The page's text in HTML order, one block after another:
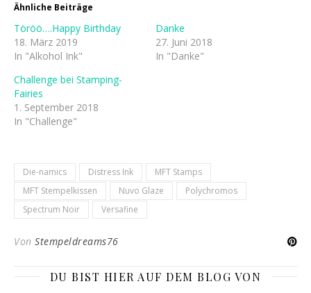
Ähnliche Beiträge
Töröö….Happy Birthday
18. März 2019
In "Alkohol Ink"
Danke
27. Juni 2018
In "Danke"
Challenge bei Stamping-
Fairies
1. September 2018
In "Challenge"
Die-namics Distress Ink
MFT Stamps
MFT Stempelkissen
Nuvo Glaze
Polychromos
Spectrum Noir
Versafine
Von Stempeldreams76
DU BIST HIER AUF DEM BLOG VON